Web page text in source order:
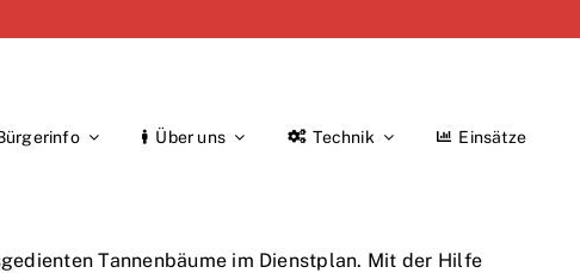
Über uns Technik Einsätze
Tannenbäume im Dienstplan. Mit der Hilfe